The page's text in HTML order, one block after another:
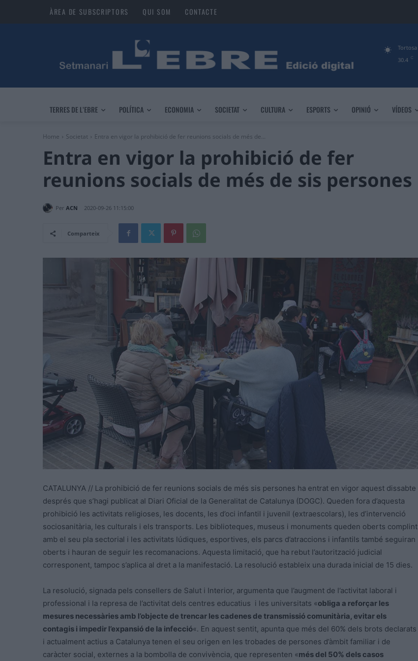
ÀREA DE SUBSCRIPTORS QUI SOM CONTACTE
30.4 C
Tortosa
TERRES DE L’EBRE POLÍTICA ECONOMIA SOCIETAT CULTURA ESPORTS OPINIÓ VÍDEOS
Home Societat Entra en vigor la prohibició de fer reunions socials de més de...
Entra en vigor la prohibició de fer
reunions socials de més de sis persones
Per ACN 2020-09-26 11:15:00
Comparteix
CATALUNYA // La prohibició de fer reunions socials de més sis persones ha entrat en vigor aquest dissabte
després que s’hagi publicat al Diari Oficial de la Generalitat de Catalunya (DOGC). Queden fora d’aquesta
prohibició les activitats religioses, les docents, les d’oci infantil i juvenil (extraescolars), les d’intervenció
sociosanitària, les culturals i els transports. Les biblioteques, museus i monuments queden oberts complint
amb el seu pla sectorial i les activitats lúdiques, esportives, els parcs d’atraccions i infantils també seguiran
oberts i hauran de seguir les recomanacions. Aquesta limitació, que ha rebut l’autorització judicial
corresponent, tampoc s’aplica al dret a la manifestació. La resolució estableix una durada inicial de 15 dies.
La resolució, signada pels consellers de Salut i Interior, argumenta que l’augment de l’activitat laboral i
professional i la represa de l’activitat dels centres educatius i les universitats «obliga a reforçar les
mesures necessàries amb l’objecte de trencar les cadenes de transmissió comunitària, evitar els
contagis i impedir l’expansió de la infecció«. En aquest sentit, apunta que més del 60% dels brots declarats
i actualment actius a Catalunya tenen el seu origen en les trobades de persones d’àmbit familiar i de
caràcter social, externes a la bombolla de convivència, que representen «més del 50% dels casos